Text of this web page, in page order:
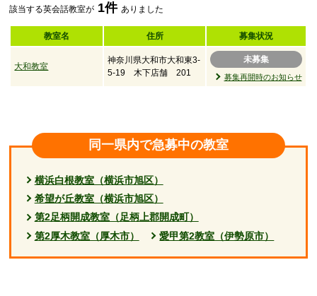
該当する英会話教室が 1件 ありました
教室名 住所 募集状況
大和教室
神奈川県大和市大和東3-
5-19 木下店舗 201
未募集
募集再開時のお知らせ
同一県内で急募中の教室
横浜白根教室（横浜市旭区）
希望が丘教室（横浜市旭区）
第2足柄開成教室（足柄上郡開成町）
第2厚木教室（厚木市）
愛甲第2教室（伊勢原市）